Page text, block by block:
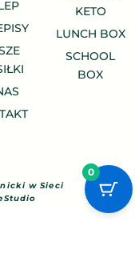
KETO
LUNCH BOX
SCHOOL
BOX
w Sieci
0